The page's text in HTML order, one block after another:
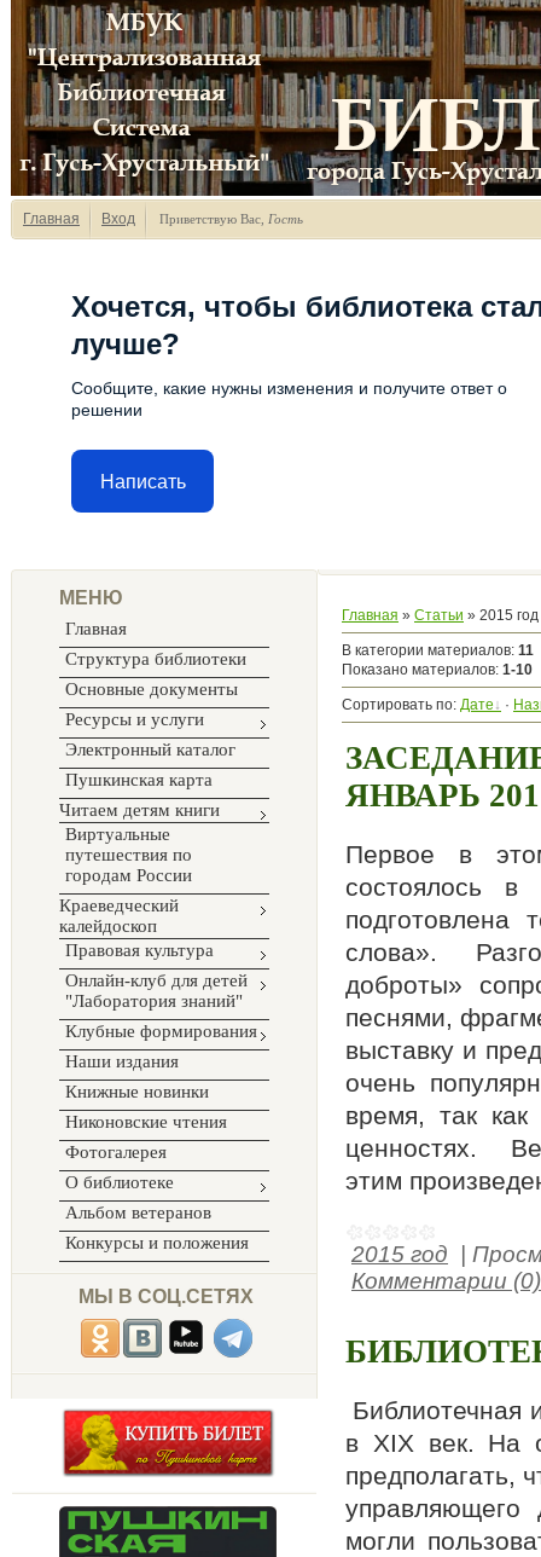
Главная Вход Приветствую Вас Гость
Хочется, чтобы библиотека
лучше?
Сообщите, какие нужны изменения и получите ответ о
решении
Написать
МЕНЮ
Главная
Структура библиотеки
Основные документы
Ресурсы и услуги
Электронный каталог
Пушкинская карта
Читаем детям книги
Виртуальные
путешествия по
городам России
Краеведческий
калейдоскоп
Правовая культура
Онлайн-клуб для детей
"Лаборатория знаний"
Клубные формирования
Наши издания
Книжные новинки
Никоновские чтения
Фотогалерея
О библиотеке
Альбом ветеранов
Конкурсы и положения
МЫ В СОЦ.СЕТЯХ
Главная » Статьи » 2015 год
В категории материалов: 11
Показано материалов: 1-10
Сортировать по: Дате ·
ЯНВАРЬ
Первое в
состоялось
подготовлена
слова».
доброты»
песнями,
выставку и
очень
время, так
ценностях.
этим
2015 год
Комментарии (0)
Библиотечная
в XIX век. На
предполагать,
управляющего
могли